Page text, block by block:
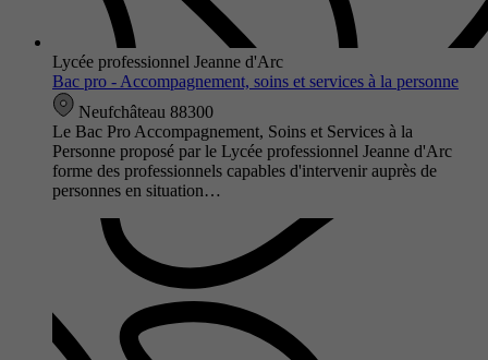
Lycée professionnel Jeanne d'Arc
Bac pro - Accompagnement, soins et services à la personne
Neufchâteau 88300
Le Bac Pro Accompagnement, Soins et Services à la
Personne proposé par le Lycée professionnel Jeanne d'Arc
forme des professionnels capables d'intervenir auprès de
personnes en situation…